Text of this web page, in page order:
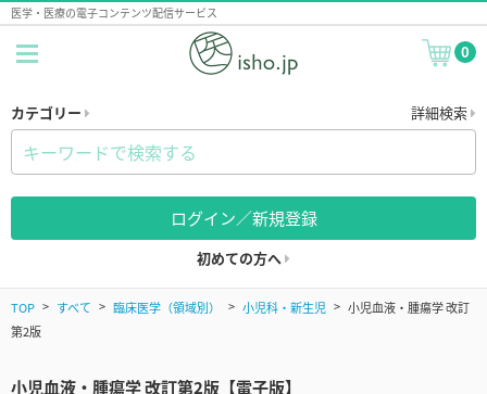
医学・医療の電子コンテンツ配信サービス
0
カテゴリー 詳細検索
ログイン／新規登録
初めての方へ
TOP すべて 臨床医学（領域別） 小児科・新生児
小児血液・腫瘍学 改訂
第2版
小児血液・腫瘍学 改訂第2版【電子版】